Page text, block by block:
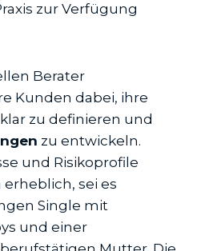
zur Verfügung
Berater
Kunden dabei, ihre
zu definieren und
zu entwickeln.
und Risikoprofile
sei es
Single mit
und einer